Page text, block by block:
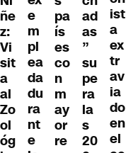
ñe
z:
Vi
sit
a
al
Zo
ol
óg
e
m
pl
ea
da
du
ra
nt
e
pa
ís
es
co
n
m
ay
or
re
ad
as
”
su
pe
ra
la
s
20
ist
a
ex
tr
av
ia
do
en
el